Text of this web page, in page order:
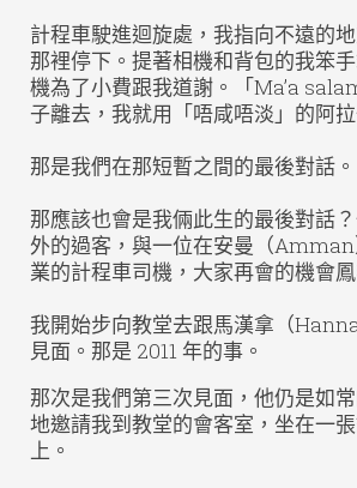
計程車駛進迴旋處，我指向不遠的
那裡停下。提著相機和背包的我笨
機為了小費跟我道謝。「Ma’a
子離去，我就用「唔咸唔淡」的阿
那是我們在那短暫之間的最後對話。
那應該也會是我倆此生的最後對話
外的過客，與一位在安曼（
業的計程車司機，大家再會的機會鳳
我開始步向教堂去跟馬漢拿（
見面。那是 2011 年的事。
那次是我們第三次見面，他仍是如
地邀請我到教堂的會客室，坐在一
上。